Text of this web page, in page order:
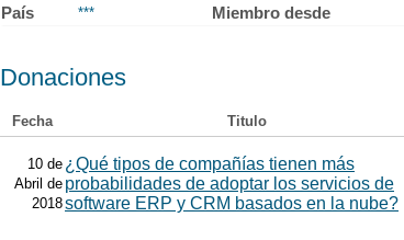
País *** Miembro desde
Donaciones
Fecha Titulo
10 de
Abril de
2018
¿Qué tipos de compañías tienen más
probabilidades de adoptar los servicios de
software ERP y CRM basados en la nube?